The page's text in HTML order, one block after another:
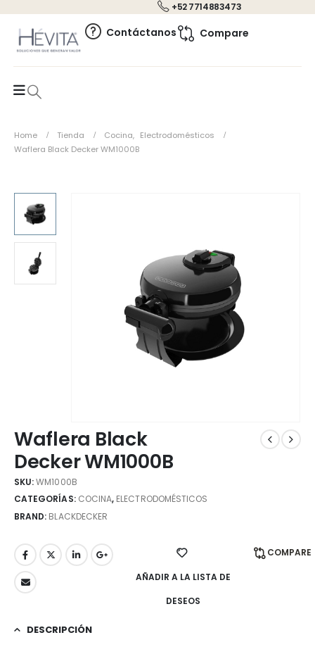
+52 7714883473
Contáctanos Compare
Home Tienda Cocina, Electrodomésticos
Waflera Black Decker WM1000B
Waflera Black
Decker WM1000B
SKU:WM1000B
CATEGORÍAS: COCINA, ELECTRODOMÉSTICOS
BRAND: BLACKDECKER
AÑADIR A LA LISTA DE
DESEOS
COMPARE
DESCRIPCIÓN